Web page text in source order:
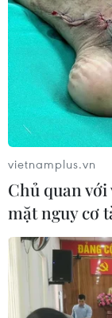
vietnamplus.vn
Chủ quan
mặt nguy cơ